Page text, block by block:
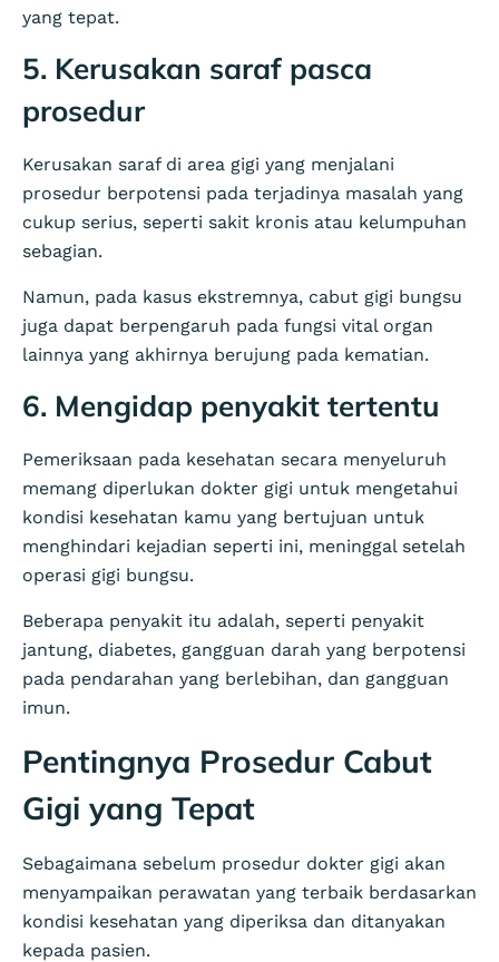
yang tepat.
5. Kerusakan saraf pasca
prosedur
Kerusakan saraf di area gigi yang menjalani
prosedur berpotensi pada terjadinya masalah yang
cukup serius, seperti sakit kronis atau kelumpuhan
sebagian.
Namun, pada kasus ekstremnya, cabut gigi bungsu
juga dapat berpengaruh pada fungsi vital organ
lainnya yang akhirnya berujung pada kematian.
6. Mengidap penyakit tertentu
Pemeriksaan pada kesehatan secara menyeluruh
memang diperlukan dokter gigi untuk mengetahui
kondisi kesehatan kamu yang bertujuan untuk
menghindari kejadian seperti ini, meninggal setelah
operasi gigi bungsu.
Beberapa penyakit itu adalah, seperti penyakit
jantung, diabetes, gangguan darah yang berpotensi
pada pendarahan yang berlebihan, dan gangguan
imun.
Pentingnya Prosedur Cabut
Gigi yang Tepat
Sebagaimana sebelum prosedur dokter gigi akan
menyampaikan perawatan yang terbaik berdasarkan
kondisi kesehatan yang diperiksa dan ditanyakan
kepada pasien.